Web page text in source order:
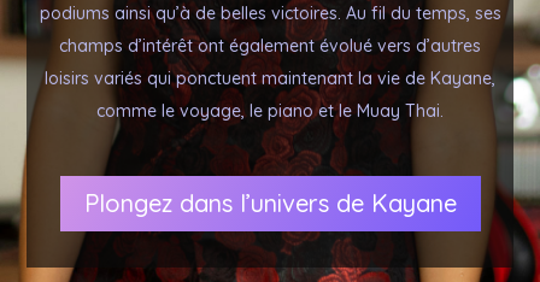
podiums ainsi qu’à de belles victoires. Au fil du temps, ses
champs d’intérêt ont également évolué vers d’autres
loisirs variés qui ponctuent maintenant la vie de Kayane,
comme le voyage, le piano et le Muay Thai.
Plongez dans l’univers de Kayane